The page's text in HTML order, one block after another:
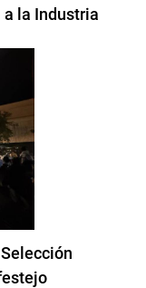
a la Industria